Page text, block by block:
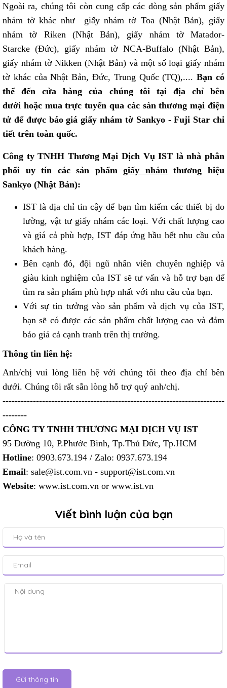
Ngoài ra, chúng tôi còn cung cấp các dòng sản phẩm giấy
nhám tờ khác như giấy nhám tờ Toa (Nhật Bản), giấy
nhám tờ Riken (Nhật Bản), giấy nhám tờ Matador-
Starcke (Đức), giấy nhám tờ NCA-Buffalo (Nhật Bản),
giấy nhám tờ Nikken (Nhật Bản) và một số loại giấy nhám
tờ khác của Nhật Bản, Đức, Trung Quốc (TQ),....Bạn có
thể đến cửa hàng của chúng tôi tại địa chỉ bên
dưới hoặc mua trực tuyến qua các sàn thương mại điện
tử để được báo giá giấy nhám tờ Sankyo - Fuji Star chi
tiết trên toàn quốc.
Công ty TNHH Thương Mại Dịch Vụ IST là nhà phân
phối uy tín các sản phẩmgiấy nhám thương hiệu
Sankyo (Nhật Bản):
IST là địa chỉ tin cậy để bạn tìm kiếm các thiết bị đo
lường, vật tư giấy nhám các loại. Với chất lượng cao
và giá cả phù hợp, IST đáp ứng hầu hết nhu cầu của
khách hàng.
Bên cạnh đó, đội ngũ nhân viên chuyên nghiệp và
giàu kinh nghiệm của IST sẽ tư vấn và hỗ trợ bạn để
tìm ra sản phẩm phù hợp nhất với nhu cầu của bạn.
Với sự tin tưởng vào sản phẩm và dịch vụ của IST,
bạn sẽ có được các sản phẩm chất lượng cao và đảm
bảo giá cả cạnh tranh trên thị trường.
Thông tin liên hệ:
Anh/chị vui lòng liên hệ với chúng tôi theo địa chỉ bên
dưới. Chúng tôi rất sẵn lòng hỗ trợ quý anh/chị.
-------------------------------------------------------------------------
--------
CÔNG TY TNHH THƯƠNG MẠI DỊCH VỤ IST
95 Đường 10, P.Phước Bình, Tp.Thủ Đức, Tp.HCM
Hotline: 0903.673.194 / Zalo: 0937.673.194
Email: sale@ist.com.vn - support@ist.com.vn
Website: www.ist.com.vn or www.ist.vn
Viết bình luận của bạn
Gửi thông tin